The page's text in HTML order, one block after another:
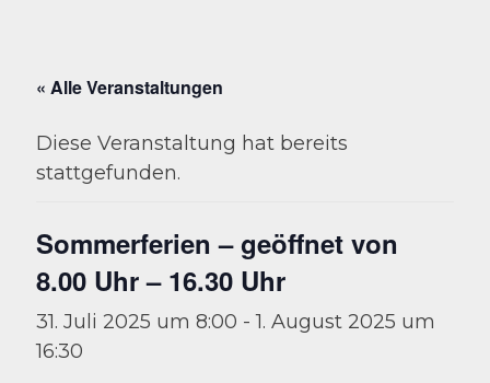
« Alle Veranstaltungen
Diese Veranstaltung hat bereits
stattgefunden.
Sommerferien – geöffnet von
8.00 Uhr – 16.30 Uhr
31. Juli 2025 um 8:00 -1. August 2025 um
16:30